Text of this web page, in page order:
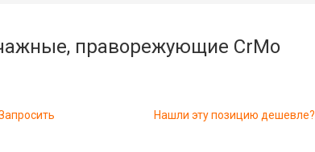
праворежующие CrMo
Нашли эту позицию дешевле?